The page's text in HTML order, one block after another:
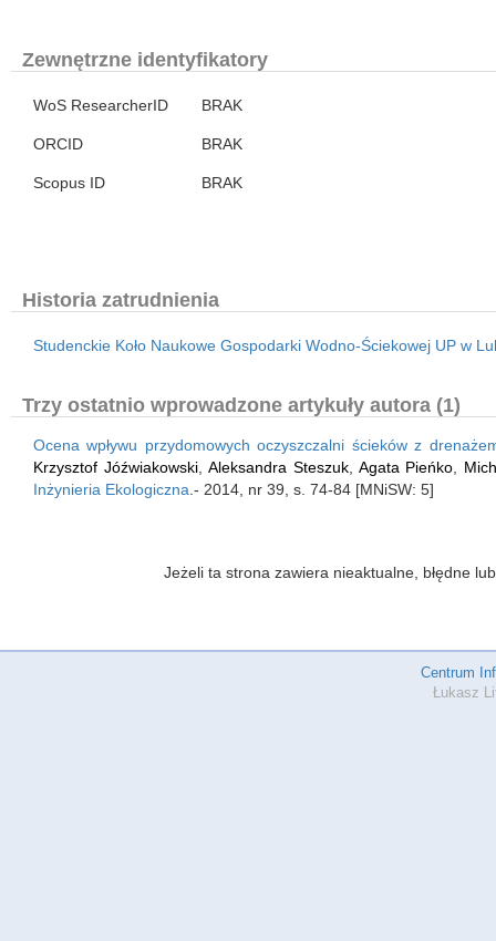
Zewnętrzne identyfikatory
WoS ResearcherID BRAK
ORCID BRAK
Scopus ID BRAK
Historia zatrudnienia
Studenckie Koło Naukowe Gospodarki Wodno-Ściekowej UP w
Trzy ostatnio wprowadzone artykuły autora (1)
Ocena wpływu przydomowych oczyszczalni ścieków z
Krzysztof Jóźwiakowski, Aleksandra Steszuk, Agata Pieńko
Inżynieria Ekologiczna .- 2014, nr 39, s. 74-84 [MNiSW: 5]
Jeżeli ta strona zawiera nieaktualne, błędne
Centrum
Łukasz